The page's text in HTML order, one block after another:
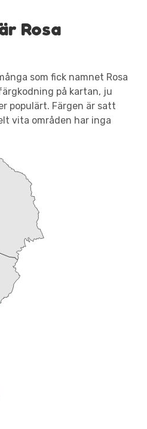
Rosa
som fick namnet Rosa
på kartan, ju
populärt. Färgen är satt
vita områden har inga